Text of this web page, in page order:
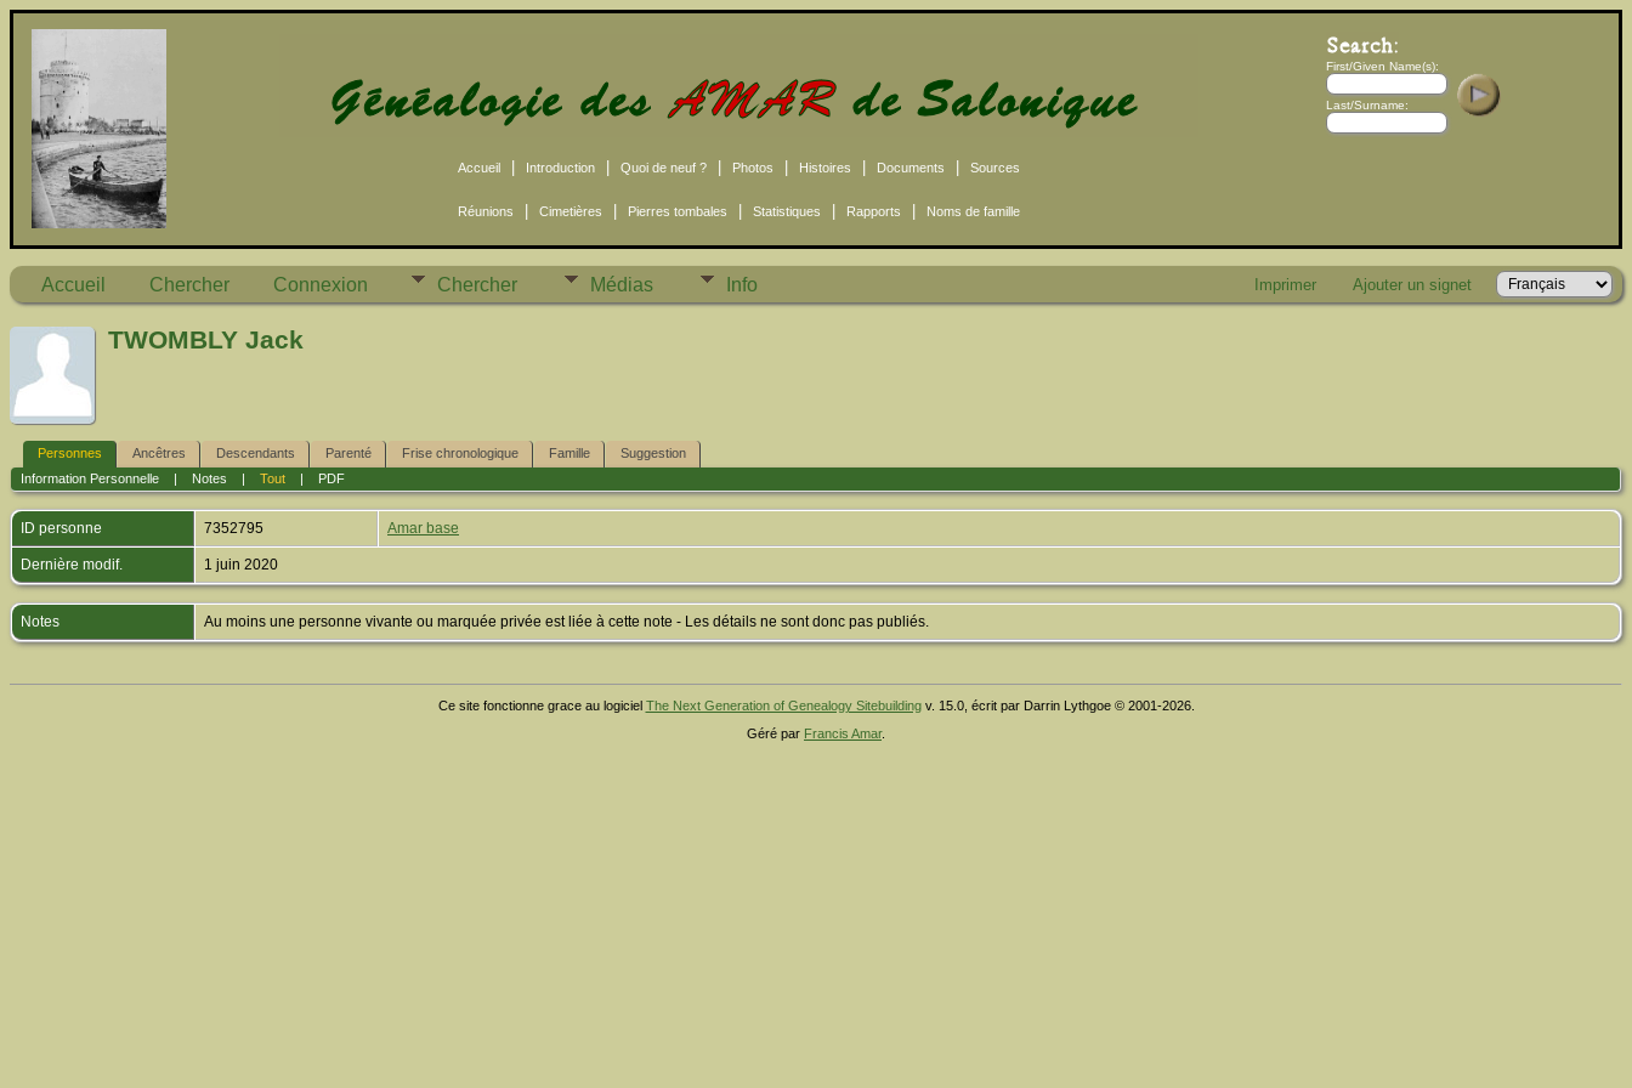
Accueil Introduction Quoi de neuf ? Photos Histoires Documents Sources
Réunions Cimetières Pierres tombales Statistiques Rapports Noms de famille
First/Given Name(s):
Last/Surname:
Accueil Chercher Connexion Chercher Médias Info Imprimer Ajouter un signet
TWOMBLY Jack
Personnes Ancêtres Descendants Parenté Frise chronologique Famille
Suggestion
Information Personnelle| Notes Tout| PDF
ID personne 7352795 Amar base
Dernière modif. 1 juin 2020
Notes Au moins une personne vivante ou marquée privée est liée à cette note - Les détails ne sont donc pas publiés.
Ce site fonctionne grace au logiciel The Next Generation of Genealogy Sitebuildingv. 15.0, écrit par Darrin Lythgoe © 2001-2026.
Géré par Francis Amar.